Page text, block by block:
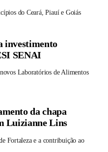
do Ceará, Piauí e Goiás
investimento
SENAI
Laboratórios de Alimentos
da chapa
Luizianne Lins
Fortaleza e a contribuição ao